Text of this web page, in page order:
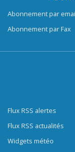
Abonnement par
Abonnement par Fax
Flux RSS alertes
Flux RSS actualités
Widgets météo